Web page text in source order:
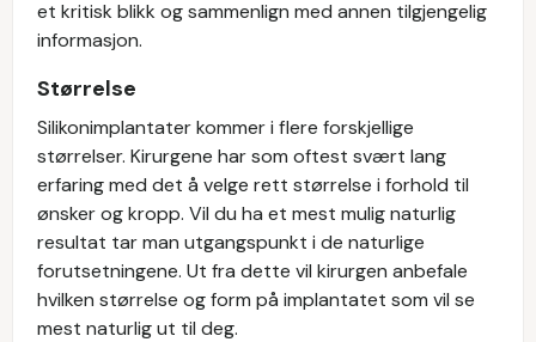
et kritisk blikk og sammenlign med annen tilgjengelig
informasjon.
Størrelse
Silikonimplantater kommer i flere forskjellige
størrelser. Kirurgene har som oftest svært lang
erfaring med det å velge rett størrelse i forhold til
ønsker og kropp. Vil du ha et mest mulig naturlig
resultat tar man utgangspunkt i de naturlige
forutsetningene. Ut fra dette vil kirurgen anbefale
hvilken størrelse og form på implantatet som vil se
mest naturlig ut til deg.